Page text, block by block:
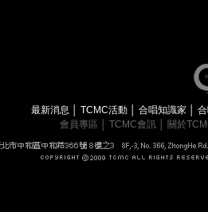
最新消息 TCMC活動 合唱知識家
會員專區
TCMC會訊 關於